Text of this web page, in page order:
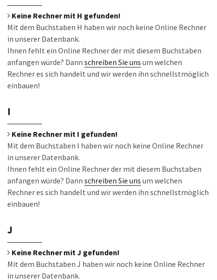
Keine Rechner mit H gefunden!
Mit dem Buchstaben H haben wir noch keine Online Rechner
in unserer Datenbank.
Ihnen fehlt ein Online Rechner der mit diesem Buchstaben
anfangen würde? Dann schreiben Sie uns um welchen
Rechner es sich handelt und wir werden ihn schnellstmöglich
einbauen!
I
Keine Rechner mit I gefunden!
Mit dem Buchstaben I haben wir noch keine Online Rechner
in unserer Datenbank.
Ihnen fehlt ein Online Rechner der mit diesem Buchstaben
anfangen würde? Dann schreiben Sie uns um welchen
Rechner es sich handelt und wir werden ihn schnellstmöglich
einbauen!
J
Keine Rechner mit J gefunden!
Mit dem Buchstaben J haben wir noch keine Online Rechner
in unserer Datenbank.